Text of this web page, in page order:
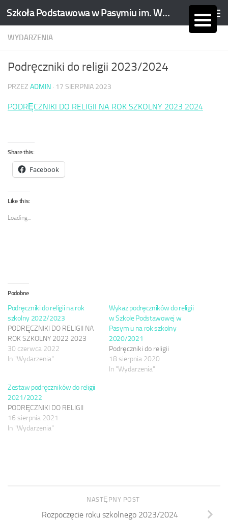
Skip to content Szkoła Podstawowa w Pasymiu im. Wojciecha Kętrzyńskiego
WYDARZENIA
Podręczniki do religii 2023/2024
PRZEZ ADMIN · 17 SIERPNIA 2023
PODRĘCZNIKI DO RELIGII NA ROK SZKOLNY 2023 2024
Share this:
Facebook
Like this:
Loading...
Podobne
Podręczniki do religii na rok
szkolny 2022/2023
PODRĘCZNIKI DO RELIGII NA
ROK SZKOLNY 2022 2023
30 czerwca 2022
In "Wydarzenia"
Wykaz podręczników do religii
w Szkole Podstawowej w
Pasymiu na rok szkolny
2020/2021
Podręczniki do religii
18 sierpnia 2020
In "Wydarzenia"
Zestaw podręczników do religii
2021/2022
PODRĘCZNIKI DO RELIGII
16 sierpnia 2021
In "Wydarzenia"
NASTĘPNY POST
Rozpoczęcie roku szkolnego 2023/2024